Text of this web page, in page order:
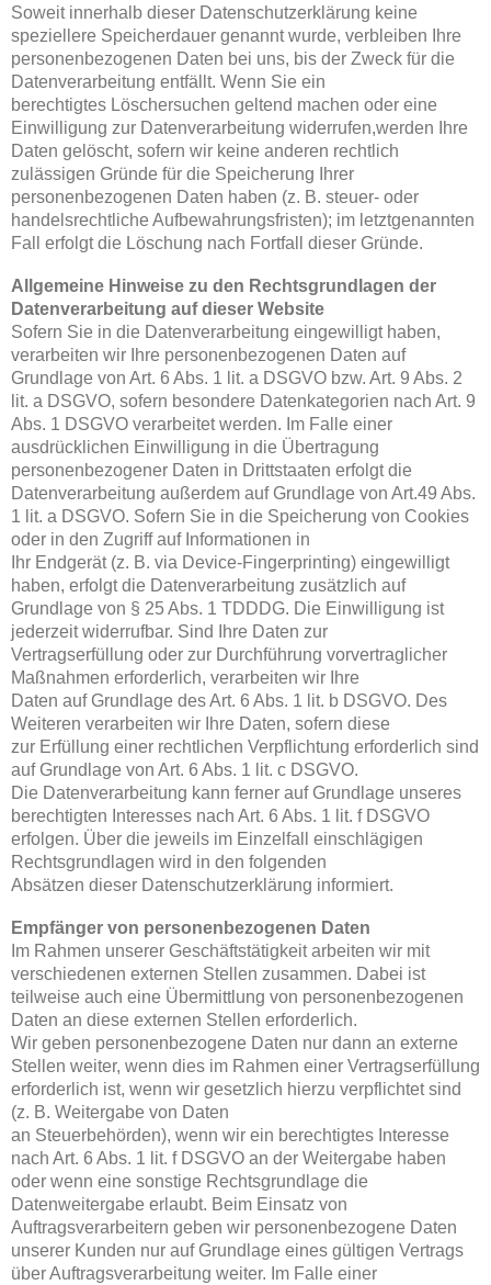
Soweit innerhalb dieser Datenschutzerklärung keine
speziellere Speicherdauer genannt wurde, verbleiben Ihre
personenbezogenen Daten bei uns, bis der Zweck für die
Datenverarbeitung entfällt. Wenn Sie ein
berechtigtes Löschersuchen geltend machen oder eine
Einwilligung zur Datenverarbeitung widerrufen,werden Ihre
Daten gelöscht, sofern wir keine anderen rechtlich
zulässigen Gründe für die Speicherung Ihrer
personenbezogenen Daten haben (z. B. steuer- oder
handelsrechtliche Aufbewahrungsfristen); im letztgenannten
Fall erfolgt die Löschung nach Fortfall dieser Gründe.
Allgemeine Hinweise zu den Rechtsgrundlagen der
Datenverarbeitung auf dieser Website
Sofern Sie in die Datenverarbeitung eingewilligt haben,
verarbeiten wir Ihre personenbezogenen Daten auf
Grundlage von Art. 6 Abs. 1 lit. a DSGVO bzw. Art. 9 Abs. 2
lit. a DSGVO, sofern besondere Datenkategorien nach Art. 9
Abs. 1 DSGVO verarbeitet werden. Im Falle einer
ausdrücklichen Einwilligung in die Übertragung
personenbezogener Daten in Drittstaaten erfolgt die
Datenverarbeitung außerdem auf Grundlage von Art.49 Abs.
1 lit. a DSGVO. Sofern Sie in die Speicherung von Cookies
oder in den Zugriff auf Informationen in
Ihr Endgerät (z. B. via Device-Fingerprinting) eingewilligt
haben, erfolgt die Datenverarbeitung zusätzlich auf
Grundlage von § 25 Abs. 1 TDDDG. Die Einwilligung ist
jederzeit widerrufbar. Sind Ihre Daten zur
Vertragserfüllung oder zur Durchführung vorvertraglicher
Maßnahmen erforderlich, verarbeiten wir Ihre
Daten auf Grundlage des Art. 6 Abs. 1 lit. b DSGVO. Des
Weiteren verarbeiten wir Ihre Daten, sofern diese
zur Erfüllung einer rechtlichen Verpflichtung erforderlich sind
auf Grundlage von Art. 6 Abs. 1 lit. c DSGVO.
Die Datenverarbeitung kann ferner auf Grundlage unseres
berechtigten Interesses nach Art. 6 Abs. 1 lit. f DSGVO
erfolgen. Über die jeweils im Einzelfall einschlägigen
Rechtsgrundlagen wird in den folgenden
Absätzen dieser Datenschutzerklärung informiert.
Empfänger von personenbezogenen Daten
Im Rahmen unserer Geschäftstätigkeit arbeiten wir mit
verschiedenen externen Stellen zusammen. Dabei ist
teilweise auch eine Übermittlung von personenbezogenen
Daten an diese externen Stellen erforderlich.
Wir geben personenbezogene Daten nur dann an externe
Stellen weiter, wenn dies im Rahmen einer Vertragserfüllung
erforderlich ist, wenn wir gesetzlich hierzu verpflichtet sind
(z. B. Weitergabe von Daten
an Steuerbehörden), wenn wir ein berechtigtes Interesse
nach Art. 6 Abs. 1 lit. f DSGVO an der Weitergabe haben
oder wenn eine sonstige Rechtsgrundlage die
Datenweitergabe erlaubt. Beim Einsatz von
Auftragsverarbeitern geben wir personenbezogene Daten
unserer Kunden nur auf Grundlage eines gültigen Vertrags
über Auftragsverarbeitung weiter. Im Falle einer